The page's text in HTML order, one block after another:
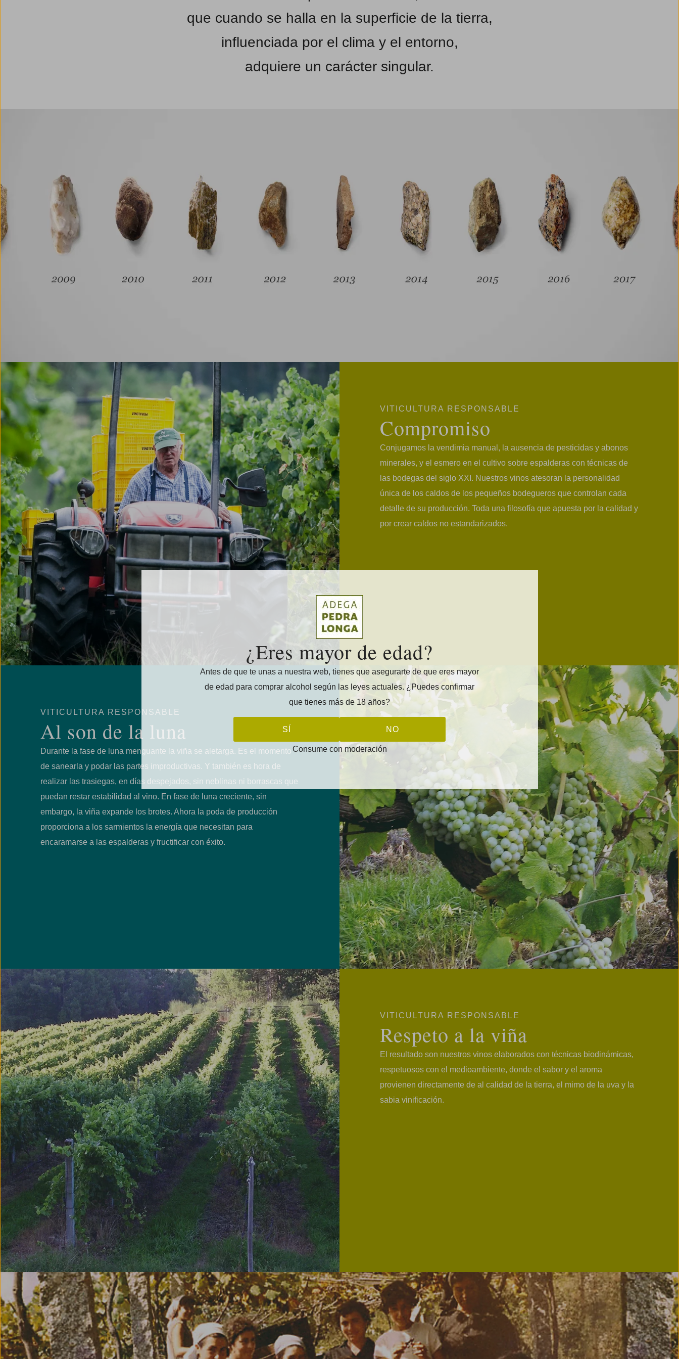
que cuando se halla en la superficie de la tierra,
influenciada por el clima y el entorno,
adquiere un carácter singular.
VITICULTURA RESPONSABLE
Compromiso
Conjugamos la vendimia manual, la ausencia de pesticidas y abonos
minerales, y el esmero en el cultivo sobre espalderas con técnicas de
las bodegas del siglo XXI. Nuestros vinos atesoran la personalidad
única de los caldos de los pequeños bodegueros que controlan cada
detalle de su producción. Toda una filosofía que apuesta por la calidad y
por crear caldos no estandarizados.
VITICULTURA RESPONSABLE
Al son de la luna
Durante la fase de luna menguante la viña se aletarga. Es el momento
de sanearla y podar las partes improductivas. Y también es hora de
realizar las trasiegas, en días despejados, sin neblinas ni borrascas que
puedan restar estabilidad al vino. En fase de luna creciente, sin
embargo, la viña expande los brotes. Ahora la poda de producción
proporciona a los sarmientos la energía que necesitan para
encaramarse a las espalderas y fructificar con éxito.
VITICULTURA RESPONSABLE
Respeto a la viña
El resultado son nuestros vinos elaborados con técnicas biodinámicas,
respetuosos con el medioambiente, donde el sabor y el aroma
provienen directamente de al calidad de la tierra, el mimo de la uva y la
sabia vinificación.
¿Eres mayor de edad?
Antes de que te unas a nuestra web, tienes que asegurarte de que eres mayor
de edad para comprar alcohol según las leyes actuales. ¿Puedes confirmar
que tienes más de 18 años?
SÍ NO
Consume con moderación